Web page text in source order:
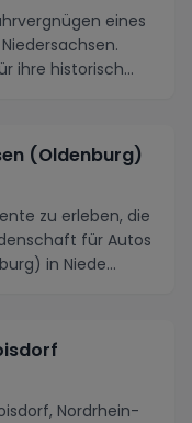
eines
ihre historisch...
(Oldenburg)
zu erleben, die
für Autos
in Niede...
Nordrhein-